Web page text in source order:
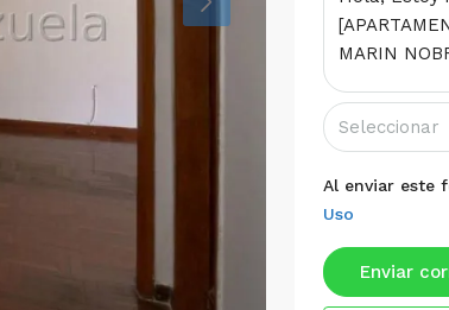
Seleccionar
Al enviar este
Uso
Enviar